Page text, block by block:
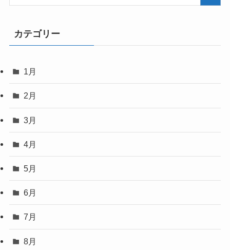
カテゴリー
1月
2月
3月
4月
5月
6月
7月
8月